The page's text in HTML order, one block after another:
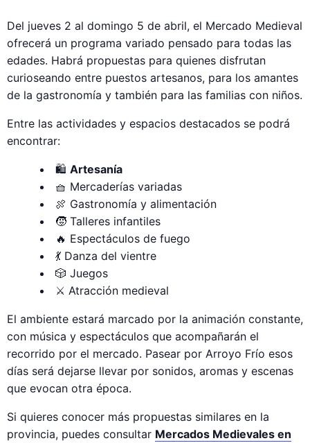
Del jueves 2 al domingo 5 de abril, el Mercado Medieval
ofrecerá un programa variado pensado para todas las
edades. Habrá propuestas para quienes disfrutan
curioseando entre puestos artesanos, para los amantes
de la gastronomía y también para las familias con niños.
Entre las actividades y espacios destacados se podrá
encontrar:
🛍️ Artesanía
🧺 Mercaderías variadas
🍖 Gastronomía y alimentación
🧒 Talleres infantiles
🔥 Espectáculos de fuego
💃 Danza del vientre
🎲 Juegos
⚔️ Atracción medieval
El ambiente estará marcado por la animación constante,
con música y espectáculos que acompañarán el
recorrido por el mercado. Pasear por Arroyo Frío esos
días será dejarse llevar por sonidos, aromas y escenas
que evocan otra época.
Si quieres conocer más propuestas similares en la
provincia, puedes consultar Mercados Medievales en